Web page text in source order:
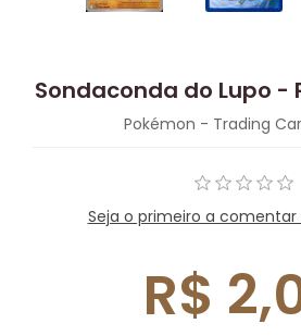
Sondaconda do Lupo -
Pokémon - Trading
Seja o primeiro a
R$